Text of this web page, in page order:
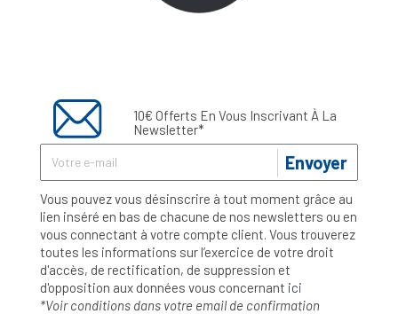
10€ Offerts En Vous Inscrivant À La
Newsletter*
Envoyer
Vous pouvez vous désinscrire à tout moment grâce au
lien inséré en bas de chacune de nos newsletters ou en
vous connectant à votre compte client. Vous trouverez
toutes les informations sur l’exercice de votre droit
d'accès, de rectification, de suppression et
d'opposition aux données vous concernant ici
*Voir conditions dans votre email de confirmation